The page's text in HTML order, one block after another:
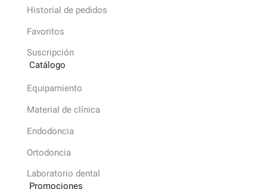
Historial de pedidos
Favoritos
Suscripción
Catálogo
Equipamiento
Material de clínica
Endodoncia
Ortodoncia
Laboratorio dental
Promociones